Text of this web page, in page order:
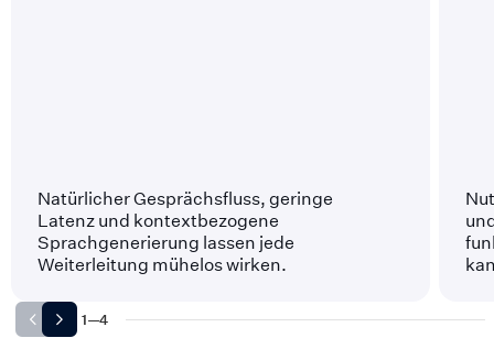
Natürlicher Gesprächsfluss, geringe
Latenz und kontextbezogene
Sprachgenerierung lassen jede
Weiterleitung mühelos wirken.
1—4